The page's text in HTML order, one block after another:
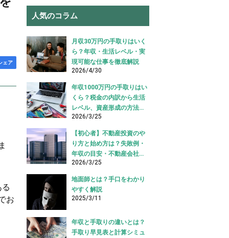
ェア
お
人気のコラム
月収30万円の手取りはいく
ら？年収・生活レベル・実
現可能な仕事を徹底解説
2026/4/30
年収1000万円の手取りはい
くら？税金の内訳から生活
レベル、資産形成の方法ま
で徹底解説
2026/3/25
【初心者】不動産投資のや
り方と始め方は？失敗例・
年収の目安・不動産会社の
選び方も
2026/3/25
地面師とは？手口をわかり
やすく解説
2025/3/11
年収と手取りの違いとは？
手取り早見表と計算シミュ